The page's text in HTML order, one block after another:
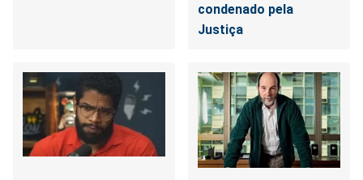
condenado pela
Justiça